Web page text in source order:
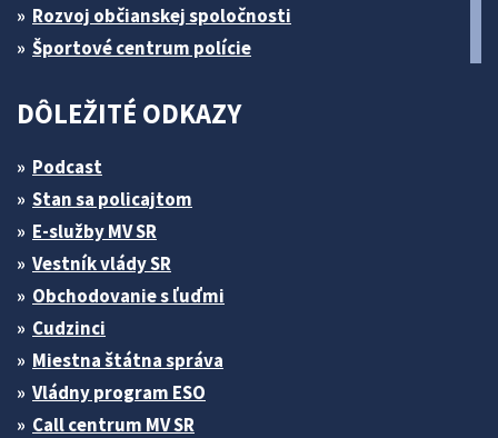
Rozvoj občianskej spoločnosti
Športové centrum polície
DÔLEŽITÉ ODKAZY
Podcast
Stan sa policajtom
E-služby MV SR
Vestník vlády SR
Obchodovanie s ľuďmi
Cudzinci
Miestna štátna správa
Vládny program ESO
Call centrum MV SR